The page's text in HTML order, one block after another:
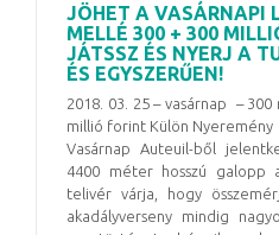
JÖHET A VASÁRNAPI
MELLÉ 300 + 300
JÁTSSZ ÉS NYERJ A
ÉS EGYSZERŰEN!
2018. 03. 25 – vasárnap –
millió forint Külön Nyeremény
Vasárnap Auteuil-ből
4400 méter hosszú galopp
telivér várja, hogy
akadályverseny mindig